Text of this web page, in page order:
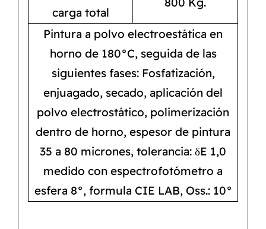
carga total
Pintura a polvo electroestática en
horno de 180°C, seguida de las
siguientes fases: Fosfatización,
enjuagado, secado, aplicación del
polvo electrostático, polimerización
dentro de horno, espesor de pintura
35 a 80 micrones, tolerancia: δE 1,0
medido con espectrofotómetro a
esfera 8°, formula CIE LAB, Oss.: 10°